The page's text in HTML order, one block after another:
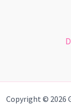
Copyright © 2026